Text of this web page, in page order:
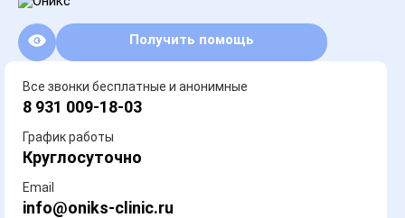
Получить помощь
Все звонки бесплатные и анонимные
8 931 009-18-03
График работы
Круглосуточно
Email
info@oniks-clinic.ru